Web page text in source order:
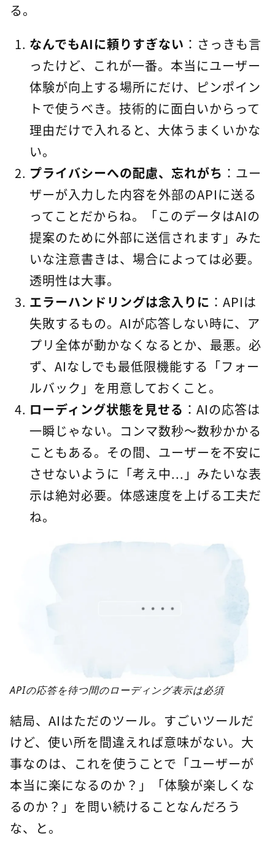
る。
なんでもAIに頼りすぎない ：さっきも言
ったけど、これが一番。本当にユーザー
体験が向上する場所にだけ、ピンポイン
トで使うべき。技術的に面白いからって
理由だけで入れると、大体うまくいかな
い。
プライバシーへの配慮、忘れがち ：ユー
ザーが入力した内容を外部のAPIに送る
ってことだからね。「このデータはAIの
提案のために外部に送信されます」みた
いな注意書きは、場合によっては必要。
透明性は大事。
エラーハンドリングは念入りに ：APIは
失敗するもの。AIが応答しない時に、ア
プリ全体が動かなくなるとか、最悪。必
ず、AIなしでも最低限機能する「フォー
ルバック」を用意しておくこと。
ローディング状態を見せる ：AIの応答は
一瞬じゃない。コンマ数秒〜数秒かかる
こともある。その間、ユーザーを不安に
させないように「考え中...」みたいな表
示は絶対必要。体感速度を上げる工夫だ
ね。
APIの応答を待つ間のローディング表示は必須
結局、AIはただのツール。すごいツールだ
けど、使い所を間違えれば意味がない。大
事なのは、これを使うことで「ユーザーが
本当に楽になるのか？」「体験が楽しくな
るのか？」を問い続けることなんだろう
な、と。